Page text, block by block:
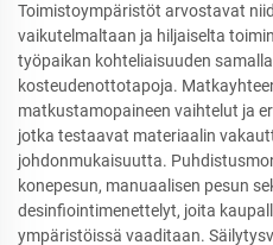
Toimistoympäristöt arvostavat
vaikutelmaltaan ja hiljaiselta
työpaikan kohteliaisuuden
kosteudenottotapoja.
matkustamopaineen vaihtelut ja
jotka testaavat materiaalin
johdonmukaisuutta.
konepesun, manuaalisen pesun
desinfiointimenettelyt, joita
ympäristöissä vaaditaan.